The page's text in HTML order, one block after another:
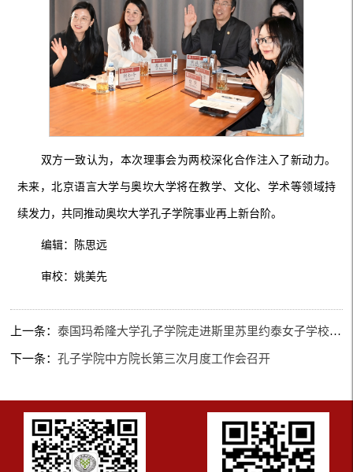
双方一致认为，本次理事会为两校深化合作注入了新动力。
未来，北京语言大学与奥坎大学将在教学、文化、学术等领域持
续发力，共同推动奥坎大学孔子学院事业再上新台阶。
编辑：陈思远
审校：姚美先
上一条：泰国玛希隆大学孔子学院走进斯里苏里约泰女子学校开展中国文化活动
下一条：孔子学院中方院长第三次月度工作会召开